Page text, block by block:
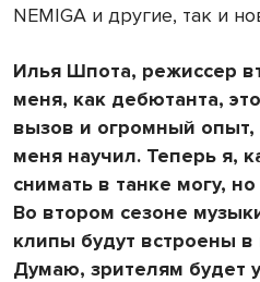
NEMIGA и другие, так и
Илья Шпота, режиссер
меня, как дебютанта,
вызов и огромный
меня научил. Теперь я,
снимать в танке могу,
Во втором сезоне
клипы будут встроены
Думаю, зрителям будет